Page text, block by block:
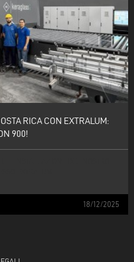
RICA CON EXTRALUM:
900!
18/12/2025